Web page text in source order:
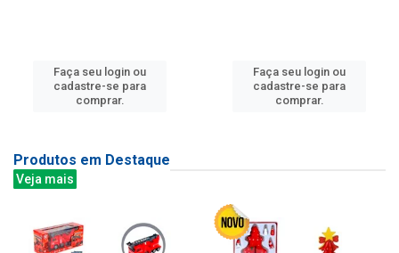
Faça seu login ou
cadastre-se para
comprar.
Faça seu login ou
cadastre-se para
comprar.
Produtos em Destaque
Veja mais